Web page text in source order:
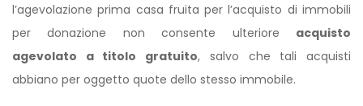
l’agevolazione prima casa fruita per l’acquisto di immobili
per donazione non consente ulteriore acquisto
agevolato a titolo gratuito, salvo che tali acquisti
abbiano per oggetto quote dello stesso immobile.